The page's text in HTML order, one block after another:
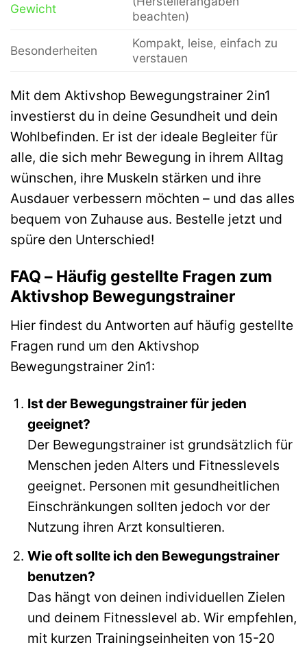
Gewicht
beachten)
Besonderheiten
Kompakt, leise, einfach zu
verstauen
Mit dem Aktivshop Bewegungstrainer 2in1
investierst du in deine Gesundheit und dein
Wohlbefinden. Er ist der ideale Begleiter für
alle, die sich mehr Bewegung in ihrem Alltag
wünschen, ihre Muskeln stärken und ihre
Ausdauer verbessern möchten – und das alles
bequem von Zuhause aus. Bestelle jetzt und
spüre den Unterschied!
FAQ – Häufig gestellte Fragen zum
Aktivshop Bewegungstrainer
Hier findest du Antworten auf häufig gestellte
Fragen rund um den Aktivshop
Bewegungstrainer 2in1:
Ist der Bewegungstrainer für jeden
geeignet?
Der Bewegungstrainer ist grundsätzlich für
Menschen jeden Alters und Fitnesslevels
geeignet. Personen mit gesundheitlichen
Einschränkungen sollten jedoch vor der
Nutzung ihren Arzt konsultieren.
Wie oft sollte ich den Bewegungstrainer
benutzen?
Das hängt von deinen individuellen Zielen
und deinem Fitnesslevel ab. Wir empfehlen,
mit kurzen Trainingseinheiten von 15-20